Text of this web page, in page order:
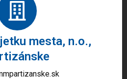
mesta, n.o.,